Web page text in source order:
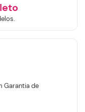
Garantia de